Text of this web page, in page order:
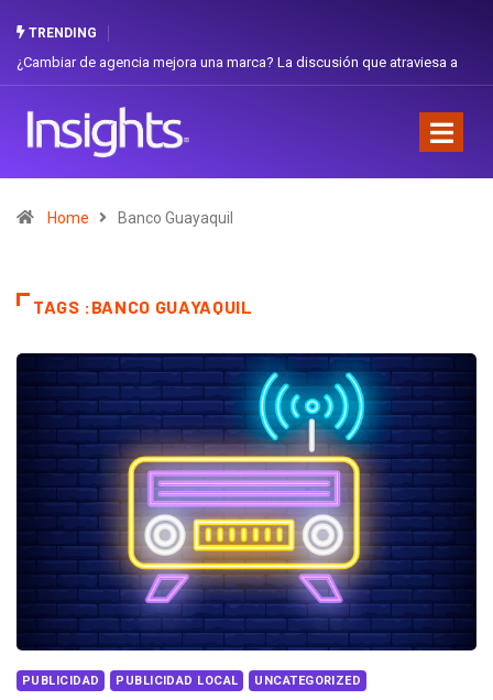
TRENDING
que atraviesa a
Gabriela Herrera y el arte de cambiarse el sombrero en
Home Banco Guayaquil
TAGS :BANCO GUAYAQUIL
PUBLICIDAD PUBLICIDAD LOCAL UNCATEGORIZED